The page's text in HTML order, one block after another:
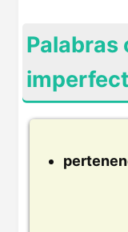
Palabras